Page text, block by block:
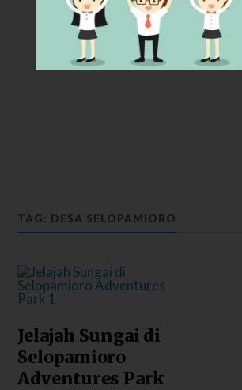
TAG: DESA SELOPAMIORO
Jelajah Sungai di
Selopamioro
Adventures Park